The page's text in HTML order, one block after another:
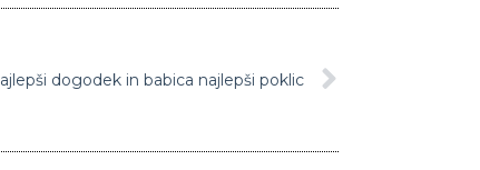
dogodek in babica najlepši poklic